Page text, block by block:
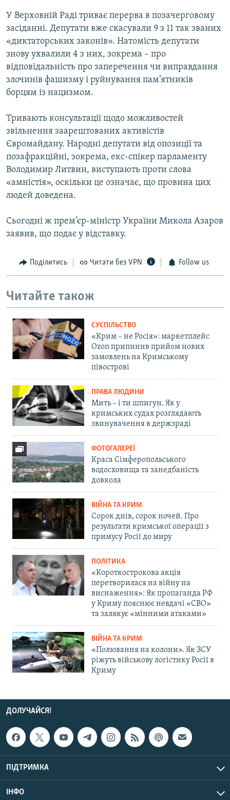
У Верховній Раді триває перерва в позачерговому
засіданні. Депутати вже скасували 9 з 11 так званих
«диктаторських законів». Натомість депутати
знову ухвалили 4 з них, зокрема – про
відповідальність про заперечення чи виправдання
злочинів фашизму і руйнування пам’ятників
борцям із нацизмом.
Тривають консультації щодо можливостей
звільнення заарештованих активістів
Євромайдану. Народні депутати від опозиції та
позафракційні, зокрема, екс-спікер парламенту
Володимир Литвин, виступають проти слова
«амністія», оскільки це означає, що провина цих
людей доведена.
Сьогодні ж прем’єр-міністр України Микола Азаров
заявив, що подає у відставку.
Поділитись Читати без VPN Follow us
Читайте також
СУСПІЛЬСТВО
«Крим – не Росія»: маркетплейс
Ozon припинив прийом нових
замовлень на Кримському
півострові
ПРАВА ЛЮДИНИ
Мить – і ти шпигун. Як у
кримських судах розглядають
звинувачення в держзраді
ФОТОГАЛЕРЕЇ
Краса Сімферопольського
водосховища та занедбаність
довкола
ВІЙНА ТА КРИМ
Сорок днів, сорок ночей. Про
результати кримської операції з
примусу Росії до миру
ПОЛІТИКА
«Короткострокова акція
перетворилася на війну на
виснаження»: Як пропаганда РФ
у Криму пояснює невдачі «СВО»
та залякує «мінними атаками»
ВІЙНА ТА КРИМ
«Полювання на колони». Як ЗСУ
ріжуть військову логістику Росії в
Криму
ДОЛУЧАЙСЯ!
ПІДТРИМКА
ІНФО